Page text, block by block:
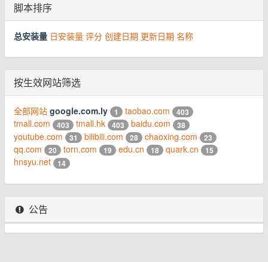
脚本排序
总安装量 日安装量 评分 创建日期 更新日期 名称
按生效网站筛选
全部网站 google.com.ly 1 taobao.com 403
tmall.com 403 tmall.hk 403 baidu.com 38
youtube.com 31 bilibili.com 28 chaoxing.com 23
qq.com 20 torn.com 19 edu.cn 18 quark.cn 15
hnsyu.net 14
公告